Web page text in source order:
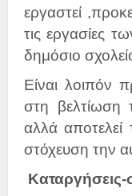
εργαστεί
τις εργασίες
δημόσιο
Είναι λοιπόν
στη βελτίωση
αλλά αποτελεί
στόχευση την